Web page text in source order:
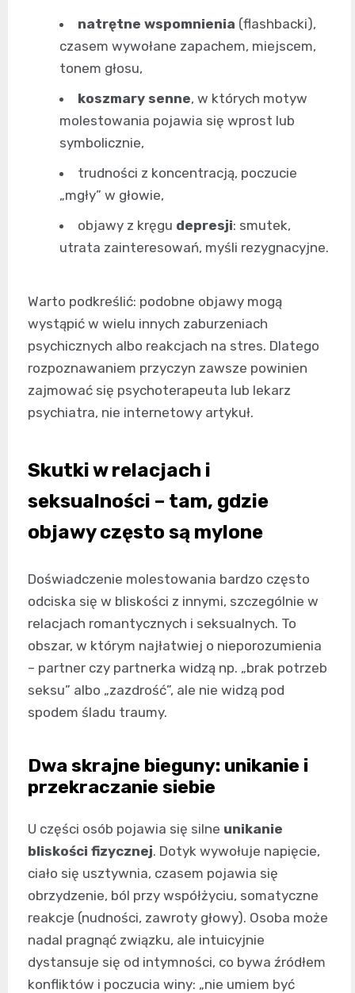
natrętne wspomnienia (flashbacki),
czasem wywołane zapachem, miejscem,
tonem głosu,
koszmary senne, w których motyw
molestowania pojawia się wprost lub
symbolicznie,
trudności z koncentracją, poczucie
„mgły” w głowie,
objawy z kręgu depresji: smutek,
utrata zainteresowań, myśli rezygnacyjne.
Warto podkreślić: podobne objawy mogą
wystąpić w wielu innych zaburzeniach
psychicznych albo reakcjach na stres. Dlatego
rozpoznawaniem przyczyn zawsze powinien
zajmować się psychoterapeuta lub lekarz
psychiatra, nie internetowy artykuł.
Skutki w relacjach i
seksualności – tam, gdzie
objawy często są mylone
Doświadczenie molestowania bardzo często
odciska się w bliskości z innymi, szczególnie w
relacjach romantycznych i seksualnych. To
obszar, w którym najłatwiej o nieporozumienia
– partner czy partnerka widzą np. „brak potrzeb
seksu” albo „zazdrość”, ale nie widzą pod
spodem śladu traumy.
Dwa skrajne bieguny: unikanie i
przekraczanie siebie
U części osób pojawia się silne unikanie
bliskości fizycznej. Dotyk wywołuje napięcie,
ciało się usztywnia, czasem pojawia się
obrzydzenie, ból przy współżyciu, somatyczne
reakcje (nudności, zawroty głowy). Osoba może
nadal pragnąć związku, ale intuicyjnie
dystansuje się od intymności, co bywa źródłem
konfliktów i poczucia winy: „nie umiem być